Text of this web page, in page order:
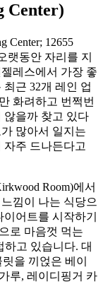
Center)
Center; 12655
랫동안 자리를 지
레스에서 가장 좋
근 32개 레인 업
화려하고 번쩍번
않을까 찾고 있다
많아서 일지는
자주 드나든다고
Room)에서
낌이 나는 식당으
어트를 시작하기
로 마음껏 먹는
고 있습니다. 대
을 끼얹은 베이
루, 레이디핑거 카